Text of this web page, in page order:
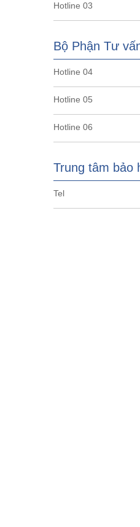
Hotline 03
Bộ Phận Tư
Hotline 04
Hotline 05
Hotline 06
Trung tâm bảo
Tel